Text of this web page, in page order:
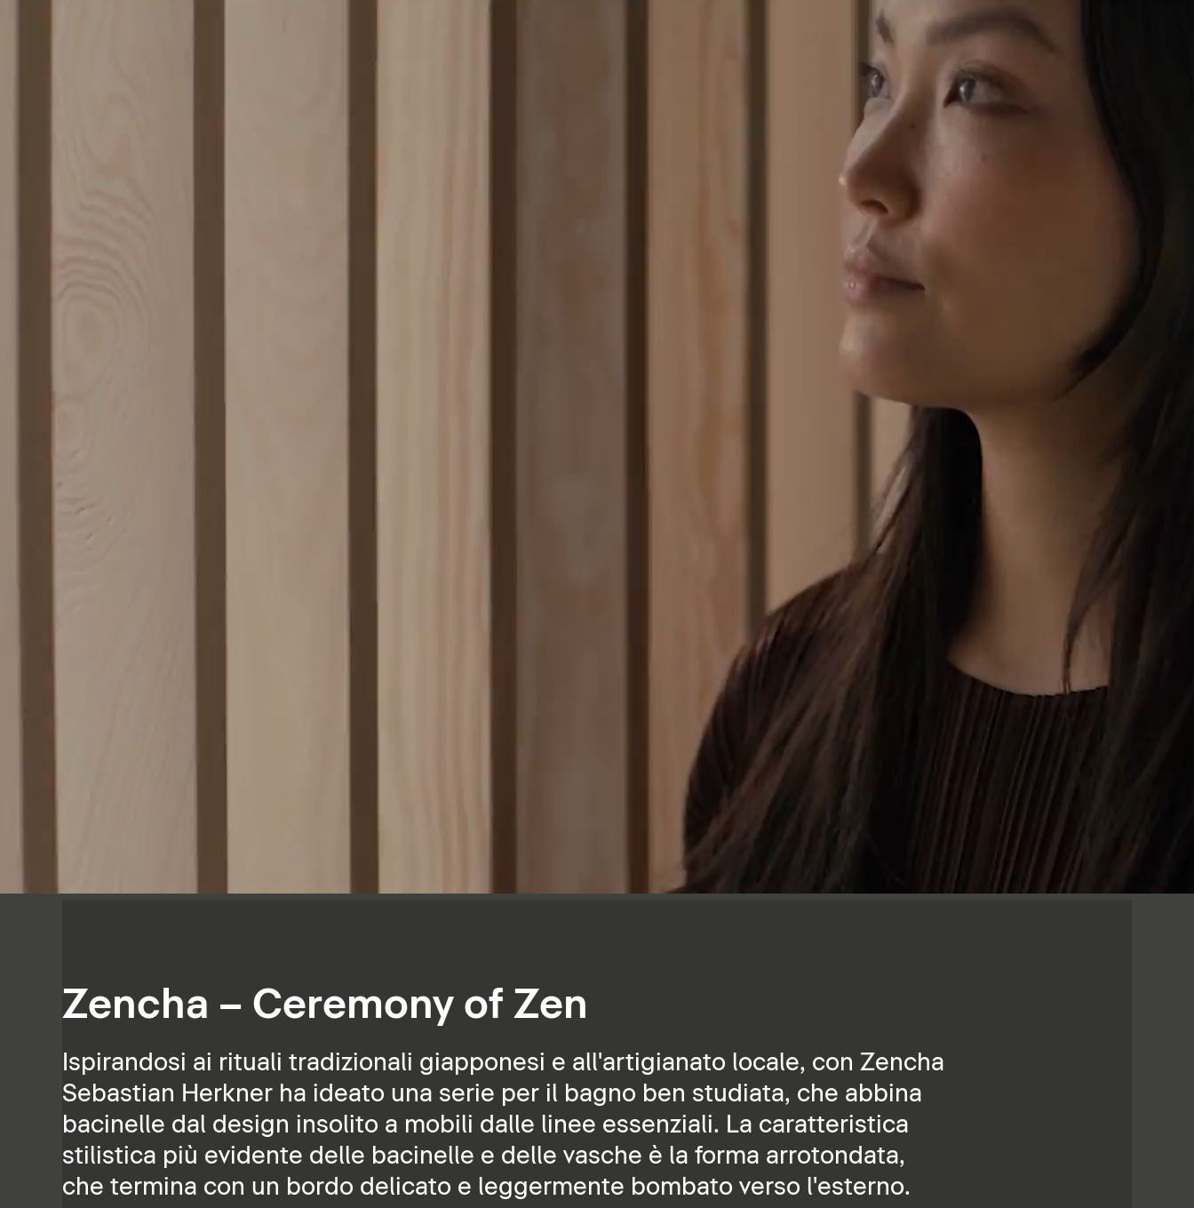
Zencha – Ceremony of Zen
Ispirandosi ai rituali tradizionali giapponesi e all'artigianato locale, con Zencha
Sebastian Herkner ha ideato una serie per il bagno ben studiata, che abbina
bacinelle dal design insolito a mobili dalle linee essenziali. La caratteristica
stilistica più evidente delle bacinelle e delle vasche è la forma arrotondata,
che termina con un bordo delicato e leggermente bombato verso l'esterno.